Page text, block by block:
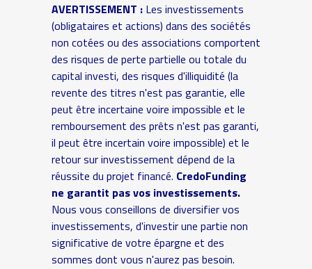
AVERTISSEMENT :Les investissements
(obligataires et actions) dans des sociétés
non cotées ou des associations comportent
des risques de perte partielle ou totale du
capital investi, des risques d'illiquidité (la
revente des titres n'est pas garantie, elle
peut être incertaine voire impossible et le
remboursement des prêts n'est pas garanti,
il peut être incertain voire impossible) et le
retour sur investissement dépend de la
réussite du projet financé. CredoFunding
ne garantit pas vos investissements.
Nous vous conseillons de diversifier vos
investissements, d'investir une partie non
significative de votre épargne et des
sommes dont vous n'aurez pas besoin.